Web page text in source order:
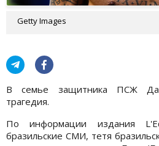
Getty Images
В семье защитника ПСЖ
трагедия.
По информации издания
бразильские СМИ, тетя